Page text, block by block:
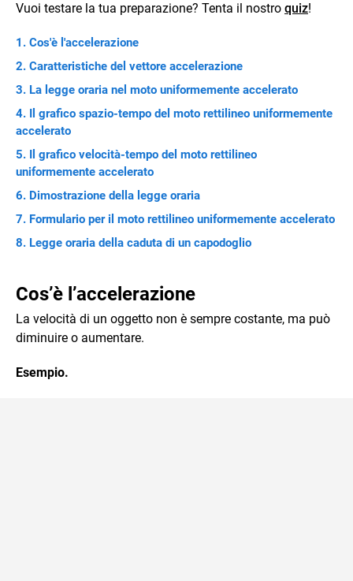
Vuoi testare la tua preparazione? Tenta il nostro quiz!
Cos'è l'accelerazione
Caratteristiche del vettore accelerazione
La legge oraria nel moto uniformemente accelerato
Il grafico spazio-tempo del moto rettilineo uniformemente
accelerato
Il grafico velocità-tempo del moto rettilineo
uniformemente accelerato
Dimostrazione della legge oraria
Formulario per il moto rettilineo uniformemente accelerato
Legge oraria della caduta di un capodoglio
Cos’è l’accelerazione
La velocità di un oggetto non è sempre costante, ma può
diminuire o aumentare.
Esempio.